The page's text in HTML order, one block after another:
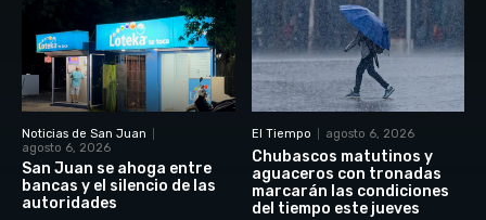
Noticias de San Juan
agosto 6, 2026
San Juan se ahoga entre
bancas y el silencio de las
autoridades
El Tiempo agosto 6, 2026
Chubascos matutinos y
aguaceros con tronadas
marcarán las condiciones
del tiempo este jueves